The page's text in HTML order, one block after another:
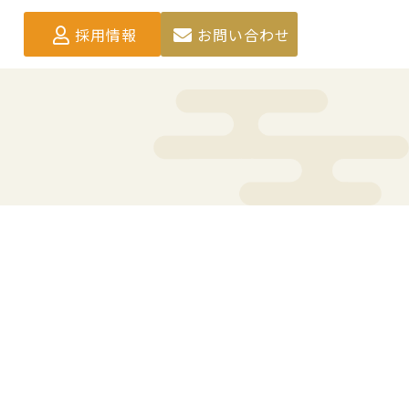
採用情報 お問い合わせ